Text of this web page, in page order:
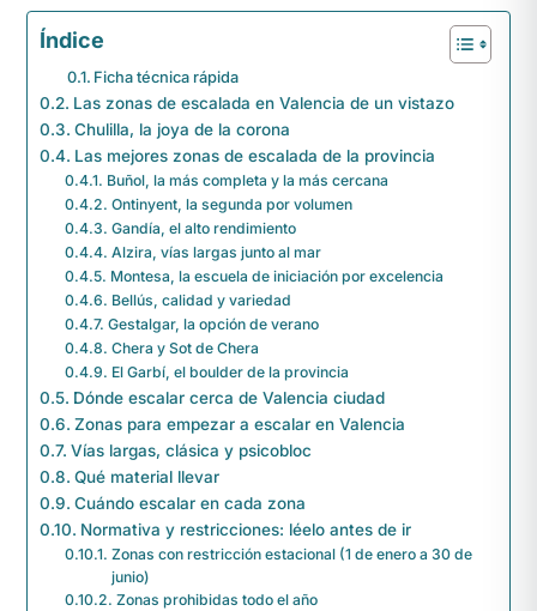
Índice
Ficha técnica rápida
Las zonas de escalada en Valencia de un vistazo
Chulilla, la joya de la corona
Las mejores zonas de escalada de la provincia
Buñol, la más completa y la más cercana
Ontinyent, la segunda por volumen
Gandía, el alto rendimiento
Alzira, vías largas junto al mar
Montesa, la escuela de iniciación por excelencia
Bellús, calidad y variedad
Gestalgar, la opción de verano
Chera y Sot de Chera
El Garbí, el boulder de la provincia
Dónde escalar cerca de Valencia ciudad
Zonas para empezar a escalar en Valencia
Vías largas, clásica y psicobloc
Qué material llevar
Cuándo escalar en cada zona
Normativa y restricciones: léelo antes de ir
Zonas con restricción estacional (1 de enero a 30 de
junio)
Zonas prohibidas todo el año